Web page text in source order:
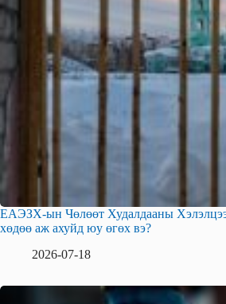
ЕАЭЗХ-ын Чөлөөт Худалдааны
хөдөө аж ахуйд юу өгөх вэ?
2026-07-18